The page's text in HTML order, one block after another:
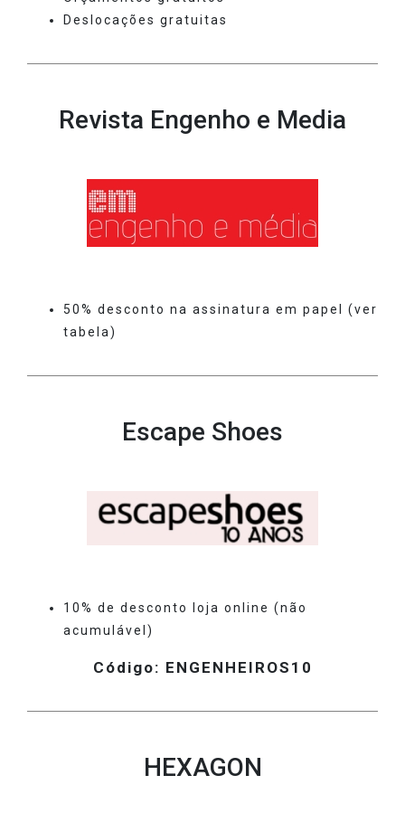
Deslocações gratuitas
Revista Engenho e Media
50% desconto na assinatura em papel (ver
tabela)
Escape Shoes
10% de desconto loja online (não
acumulável)
Código: ENGENHEIROS10
HEXAGON